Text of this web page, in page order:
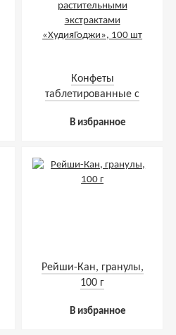
Конфеты
таблетированные с
экстрактами
В избранное
Рейши-Кан, гранулы,
100 г
В избранное